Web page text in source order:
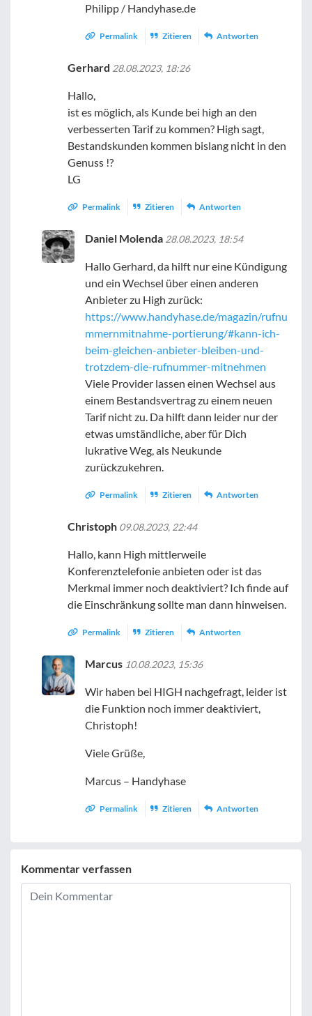
Philipp / Handyhase.de
Permalink Zitieren Antworten
Gerhard 28.08.2023, 18:26
Hallo,
ist es möglich, als Kunde bei high an den
verbesserten Tarif zu kommen? High sagt,
Bestandskunden kommen bislang nicht in den
Genuss !?
LG
Permalink Zitieren Antworten
Daniel Molenda 28.08.2023, 18:54
Hallo Gerhard, da hilft nur eine Kündigung
und ein Wechsel über einen anderen
Anbieter zu High zurück:
https://www.handyhase.de/magazin/rufnu
mmernmitnahme-portierung/#kann-ich-
beim-gleichen-anbieter-bleiben-und-
trotzdem-die-rufnummer-mitnehmen
Viele Provider lassen einen Wechsel aus
einem Bestandsvertrag zu einem neuen
Tarif nicht zu. Da hilft dann leider nur der
etwas umständliche, aber für Dich
lukrative Weg, als Neukunde
zurückzukehren.
Permalink Zitieren Antworten
Christoph 09.08.2023, 22:44
Hallo, kann High mittlerweile
Konferenztelefonie anbieten oder ist das
Merkmal immer noch deaktiviert? Ich finde auf
die Einschränkung sollte man dann hinweisen.
Permalink Zitieren Antworten
Marcus 10.08.2023, 15:36
Wir haben bei HIGH nachgefragt, leider ist
die Funktion noch immer deaktiviert,
Christoph!
Viele Grüße,
Marcus – Handyhase
Permalink Zitieren Antworten
Kommentar verfassen